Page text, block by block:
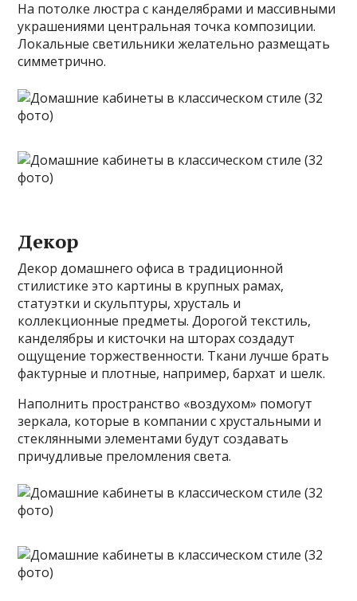
На потолке люстра с канделябрами и массивными
украшениями центральная точка композиции.
Локальные светильники желательно размещать
симметрично.
Декор
Декор домашнего офиса в традиционной
стилистике это картины в крупных рамах,
статуэтки и скульптуры, хрусталь и
коллекционные предметы. Дорогой текстиль,
канделябры и кисточки на шторах создадут
ощущение торжественности. Ткани лучше брать
фактурные и плотные, например, бархат и шелк.
Наполнить пространство «воздухом» помогут
зеркала, которые в компании с хрустальными и
стеклянными элементами будут создавать
причудливые преломления света.